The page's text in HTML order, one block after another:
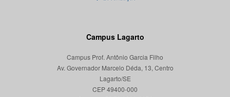
Campus Lagarto
Campus Prof. Antônio Garcia Filho
Av. Governador Marcelo Déda, 13, Centro
Lagarto/SE
CEP 49400-000